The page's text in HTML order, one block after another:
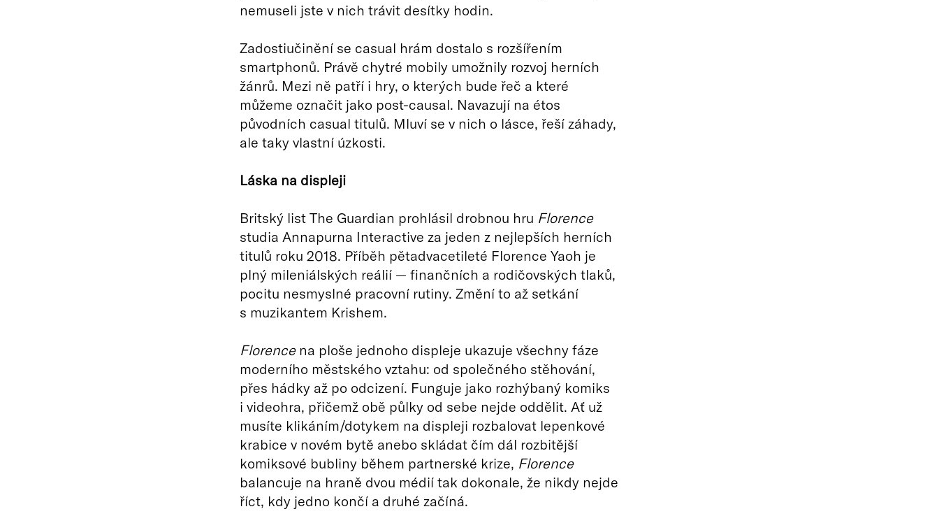
nemuseli jste v nich trávit desítky hodin.
Zadostiučinění se casual hrám dostalo s rozšířením
smartphonů. Právě chytré mobily umožnily rozvoj herních
žánrů. Mezi ně patří i hry, o kterých bude řeč a které
můžeme označit jako post-causal. Navazují na étos
původních casual titulů. Mluví se v nich o lásce, řeší záhady,
ale taky vlastní úzkosti.
Láska na displeji
Britský list The Guardian prohlásil drobnou hru Florence
studia Annapurna Interactive za jeden z nejlepších herních
titulů roku 2018. Příběh pětadvacetileté Florence Yaoh je
plný mileniálských reálií — finančních a rodičovských tlaků,
pocitu nesmyslné pracovní rutiny. Změní to až setkání
s muzikantem Krishem.
Florencena ploše jednoho displeje ukazuje všechny fáze
moderního městského vztahu: od společného stěhování,
přes hádky až po odcizení. Funguje jako rozhýbaný komiks
i videohra, přičemž obě půlky od sebe nejde oddělit. Ať už
musíte klikáním/dotykem na displeji rozbalovat lepenkové
krabice v novém bytě anebo skládat čím dál rozbitější
komiksové bubliny během partnerské krize, Florence
balancuje na hraně dvou médií tak dokonale, že nikdy nejde
říct, kdy jedno končí a druhé začíná.